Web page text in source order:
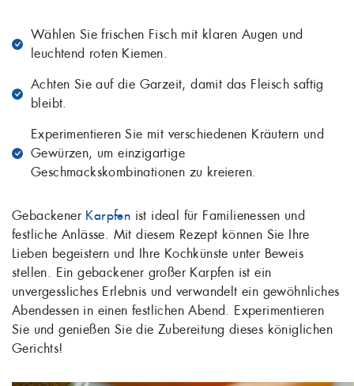
Wählen Sie frischen Fisch mit klaren Augen und
leuchtend roten Kiemen.
Achten Sie auf die Garzeit, damit das Fleisch saftig
bleibt.
Experimentieren Sie mit verschiedenen Kräutern und
Gewürzen, um einzigartige
Geschmackskombinationen zu kreieren.
Gebackener Karpfen ist ideal für Familienessen und
festliche Anlässe. Mit diesem Rezept können Sie Ihre
Lieben begeistern und Ihre Kochkünste unter Beweis
stellen. Ein gebackener großer Karpfen ist ein
unvergessliches Erlebnis und verwandelt ein gewöhnliches
Abendessen in einen festlichen Abend. Experimentieren
Sie und genießen Sie die Zubereitung dieses königlichen
Gerichts!